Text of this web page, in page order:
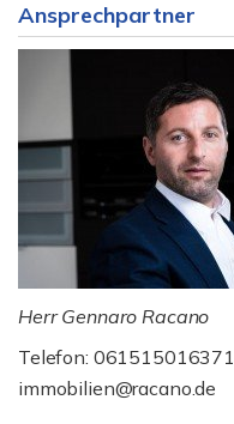
Ansprechpartner
Herr Gennaro Racano
Telefon: 061515016371
immobilien@racano.de